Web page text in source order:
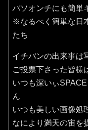
パソオンチにも簡単
※なるべく簡単な日
たち
イチバンの出来事は
ご投票下さった皆様
いつも深いぃ
ん
いつも美しい画像処
なにより満天の宙を